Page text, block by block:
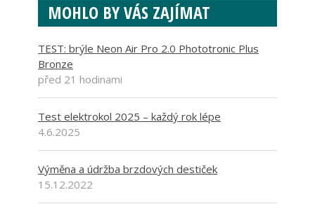
MOHLO BY VÁS ZAJÍMAT
TEST: brýle Neon Air Pro 2.0 Phototronic Plus
Bronze
před 21 hodinami
Test elektrokol 2025 – každý rok lépe
4.6.2025
Výměna a údržba brzdových destiček
15.12.2022